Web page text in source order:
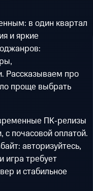
в один квартал
и яркие
Рассказываем про
проще выбрать
ПК‑релизы
почасовой оплатой.
авторизуйтесь,
игра требует
и стабильное